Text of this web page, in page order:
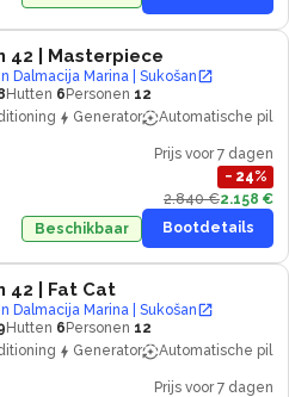
42 | Masterpiece
Dalmacija Marina | Sukošan
Hutten 6 Personen 12
Generator Automatische
Prijs voor 7 dagen
− 24%
2.840 €2.158 €
Beschikbaar
Bootdetails
42 | Fat Cat
Dalmacija Marina | Sukošan
Hutten 6 Personen 12
Generator Automatische
Prijs voor 7 dagen